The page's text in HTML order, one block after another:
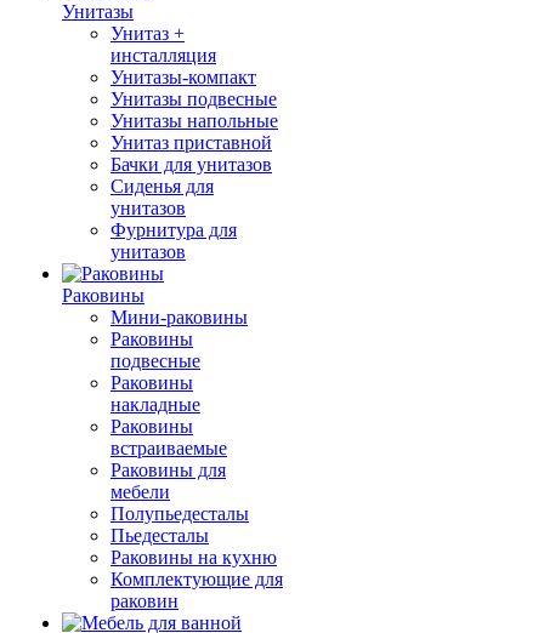
Унитазы
Унитаз +
инсталляция
Унитазы-компакт
Унитазы подвесные
Унитазы напольные
Унитаз приставной
Бачки для унитазов
Сиденья для
унитазов
Фурнитура для
унитазов
Раковины
Мини-раковины
Раковины
подвесные
Раковины
накладные
Раковины
встраиваемые
Раковины для
мебели
Полупьедесталы
Пьедесталы
Раковины на кухню
Комплектующие для
раковин